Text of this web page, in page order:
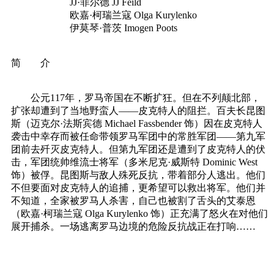
欧嘉·柯瑞兰寇 Olga Kurylenko
伊莫琴·普茨 Imogen Poots
简 介
公元117年，罗马帝国在不断扩狂。但在不列颠北部，
扩张却遭到了当地野蛮人——皮克特人的阻拦。百夫长昆图
斯（迈克尔·法斯宾德 Michael Fassbender 饰）因在皮克特人
袭击中幸存而被任命带领罗马军团中的常胜军团——第九军
团前去歼灭皮克特人。但第九军团还是遭到了皮克特人的伏
击，军团统帅维流士将军（多米尼克·威斯特 Dominic West
饰）被俘。昆图斯与敌人殊死反抗，带着部分人逃出。他们
不但要面对皮克特人的追捕，更希望可以救出将军。他们并
不知道，全家被罗马人杀害，自己也被割了舌头的艾泰恩
（欧嘉·柯瑞兰寇 Olga Kurylenko 饰）正充满了怒火在对他们
展开捕杀。一场逃离罗马边境的危险反抗战正在打响……